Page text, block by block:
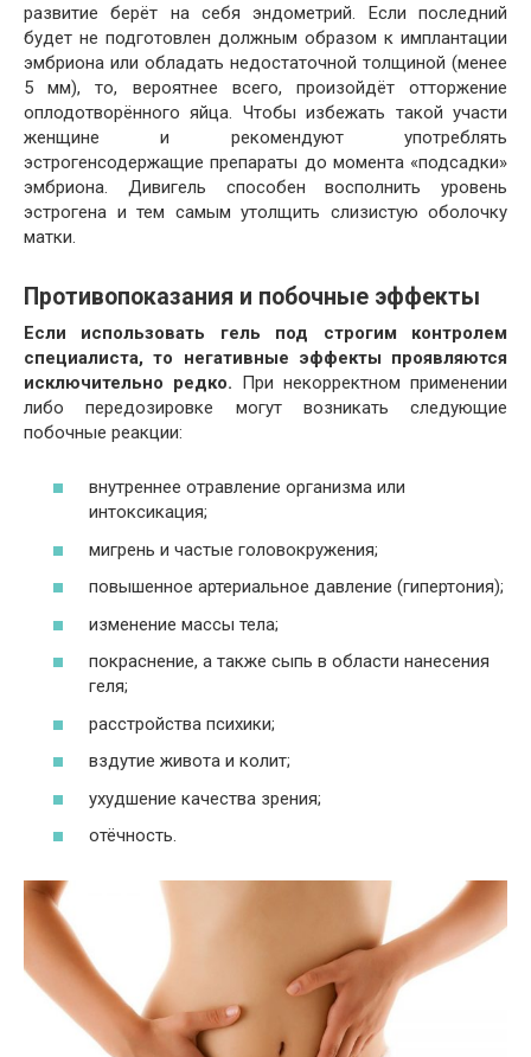
развитие берёт на себя эндометрий. Если последний
будет не подготовлен должным образом к имплантации
эмбриона или обладать недостаточной толщиной (менее
5 мм), то, вероятнее всего, произойдёт отторжение
оплодотворённого яйца. Чтобы избежать такой участи
женщине и рекомендуют употреблять
эстрогенсодержащие препараты до момента «подсадки»
эмбриона. Дивигель способен восполнить уровень
эстрогена и тем самым утолщить слизистую оболочку
матки.
Противопоказания и побочные эффекты
Если использовать гель под строгим контролем
специалиста, то негативные эффекты проявляются
исключительно редко. При некорректном применении
либо передозировке могут возникать следующие
побочные реакции:
внутреннее отравление организма или
интоксикация;
мигрень и частые головокружения;
повышенное артериальное давление (гипертония);
изменение массы тела;
покраснение, а также сыпь в области нанесения
геля;
расстройства психики;
вздутие живота и колит;
ухудшение качества зрения;
отёчность.